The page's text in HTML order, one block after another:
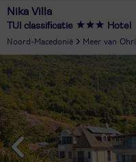
Nika Villa
TUI classificatie Hotel
Noord-Macedonië Meer van